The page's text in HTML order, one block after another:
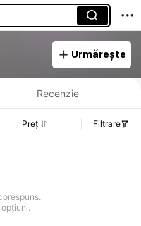
Urmărește
detalii privind vânzările și stocul.
Recenzie
Preț Filtrare